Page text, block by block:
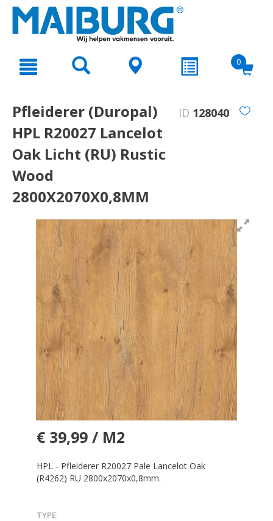
text.skipToNavigation
0
Pfleiderer (Duropal)
HPL R20027 Lancelot
Oak Licht (RU) Rustic
Wood
2800X2070X0,8MM
ID 128040
€ 39,99 / M2
HPL - Pfleiderer R20027 Pale Lancelot Oak
(R4262) RU 2800x2070x0,8mm.
TYPE: